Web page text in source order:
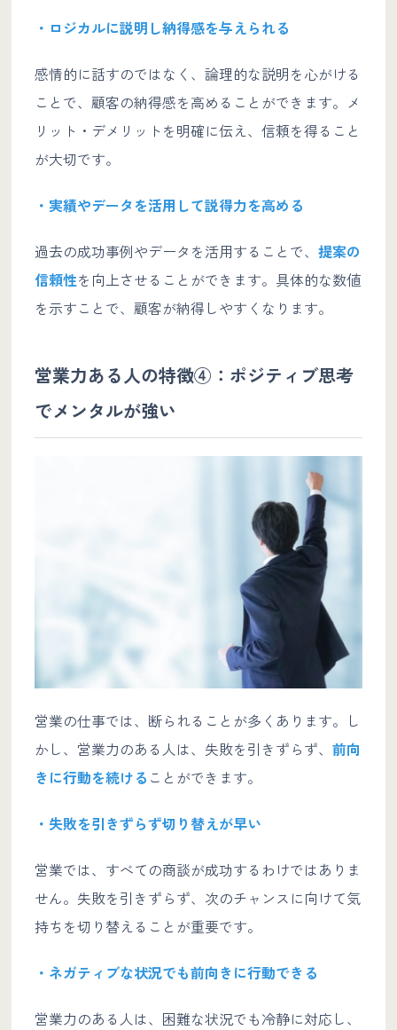
・ロジカルに説明し納得感を与えられる
感情的に話すのではなく、論理的な説明を心がける
ことで、顧客の納得感を高めることができます。メ
リット・デメリットを明確に伝え、信頼を得ること
が大切です。
・実績やデータを活用して説得力を高める
過去の成功事例やデータを活用することで、 提案の
信頼性を向上させることができます。具体的な数値
を示すことで、顧客が納得しやすくなります。
営業力ある人の特徴④：ポジティブ思考
でメンタルが強い
営業の仕事では、断られることが多くあります。し
かし、営業力のある人は、失敗を引きずらず、 前向
きに行動を続ける ことができます。
・失敗を引きずらず切り替えが早い
営業では、すべての商談が成功するわけではありま
せん。失敗を引きずらず、次のチャンスに向けて気
持ちを切り替えることが重要です。
・ネガティブな状況でも前向きに行動できる
営業力のある人は、困難な状況でも冷静に対応し、